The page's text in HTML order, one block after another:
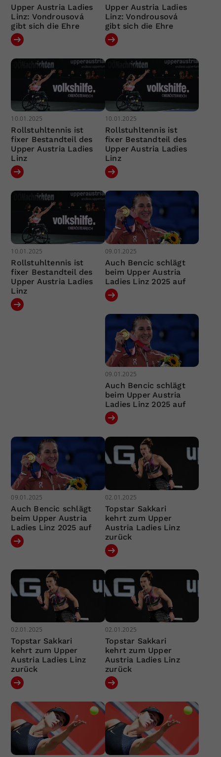
Upper Austria Ladies
Linz: Vondrousová
gibt sich die Ehre
Upper Austria Ladies
Linz: Vondrousová
gibt sich die Ehre
10.01.2025
Rollstuhltennis ist
fixer Bestandteil des
Upper Austria Ladies
Linz
10.01.2025
Rollstuhltennis ist
fixer Bestandteil des
Upper Austria Ladies
Linz
10.01.2025
Rollstuhltennis ist
fixer Bestandteil des
Upper Austria Ladies
Linz
09.01.2025
Auch Bencic schlägt
beim Upper Austria
Ladies Linz 2025 auf
09.01.2025
Auch Bencic schlägt
beim Upper Austria
Ladies Linz 2025 auf
09.01.2025
Auch Bencic schlägt
beim Upper Austria
Ladies Linz 2025 auf
02.01.2025
Topstar Sakkari
kehrt zum Upper
Austria Ladies Linz
zurück
02.01.2025
Topstar Sakkari
kehrt zum Upper
Austria Ladies Linz
zurück
02.01.2025
Topstar Sakkari
kehrt zum Upper
Austria Ladies Linz
zurück